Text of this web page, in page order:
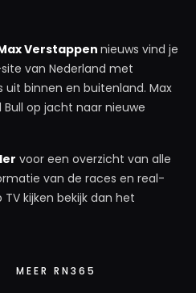
Verstappennieuws vind je
site van Nederland met
uit binnen en buitenland. Max
op jacht naar nieuwe
voor een overzicht van alle
van de races en real-
kijken bekijk dan het
MEER RN365